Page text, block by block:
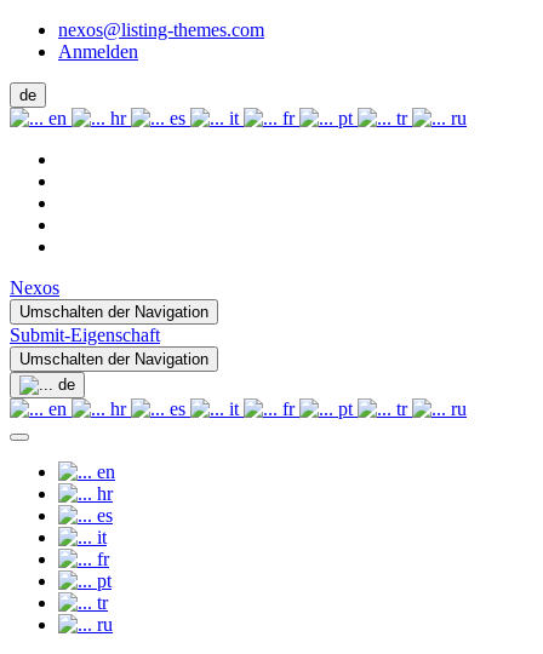
nexos@listing-themes.com
Anmelden
de
en hr es it fr pt tr ru
Nexos
Umschalten der Navigation
Submit-Eigenschaft
Umschalten der Navigation
de
en hr es it fr pt tr ru
en
hr
es
it
fr
pt
tr
ru